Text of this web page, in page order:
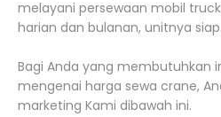
melayani persewaan mobil
harian dan bulanan, unitnya siap.
Bagi Anda yang membutuhkan
mengenai harga sewa crane,
marketing Kami dibawah ini.